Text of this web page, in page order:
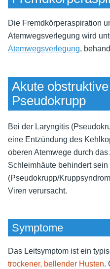
Die Fremdkörperaspiration
Atemwegsverlegung wird
Atemwegsverlegung,
Akute
Pseudokrupp
Bei der Laryngitis
eine Entzündung des
oberen Atemwege durch
Schleimhäute behindert sein
(Pseudokrupp/
Viren verursacht.
Symptome
Das Leitsymptom ist ein
trockener, bellender Husten.